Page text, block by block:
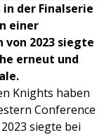
der Finalserie
einer
von 2023 siegte
erneut und
Knights haben
Conference
siegte bei